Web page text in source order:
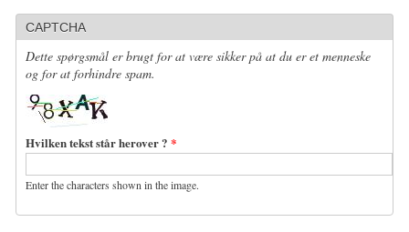
CAPTCHA
Dette spørgsmål er brugt for at være sikker på at du er et menneske
og for at forhindre spam.
Hvilken tekst står herover ? *
Enter the characters shown in the image.